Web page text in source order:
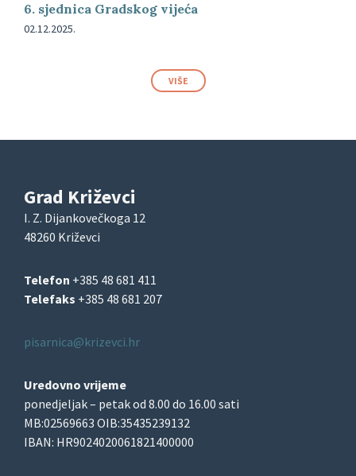
6. sjednica Gradskog vijeća
02.12.2025.
VIŠE
Grad Križevci
I. Z. Dijankovečkoga 12
48260 Križevci
Telefon +385 48 681 411
Telefaks +385 48 681 207
pisarnica@krizevci.hr
Uredovno vrijeme
ponedjeljak – petak od 8.00 do 16.00 sati
MB:02569663 OIB:35435239132
IBAN: HR9024020061821400000